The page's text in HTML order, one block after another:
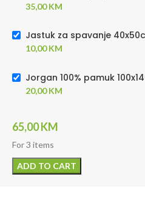
35,00KM
Jastuk za spavanje
10,00KM
Jorgan 100% pamuk
20,00KM
65,00KM
For 3 items
ADD TO CART